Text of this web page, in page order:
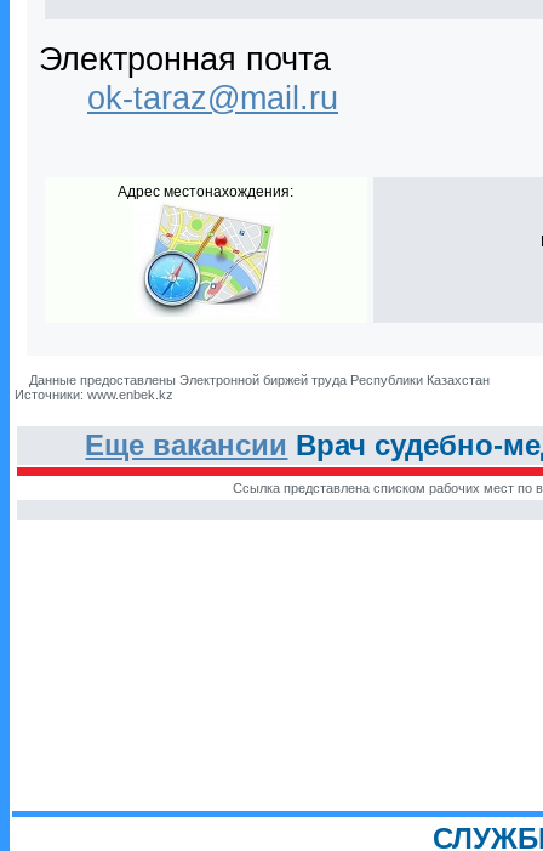
Электронная почта
ok-taraz@mail.ru
Адрес местонахождения:
Данные предоставлены Электронной биржей труда Республики Казахстан
Источники: www.enbek.kz
Еще вакансии Врач судебно-
Ссылка представлена списком рабочих мест по